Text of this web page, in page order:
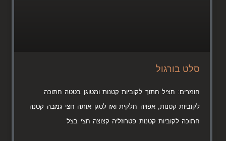
סלט בורגול
חומרים: חציל חתוך לקוביות קטנות ומטוגן בטטה חתוכה
לקוביות קטנות, אפויה חלקית ואז לטגן אותה חצי גמבה קטנה
חתוכה לקוביות קטנות פטרוזליה קצוצה חצי בצל